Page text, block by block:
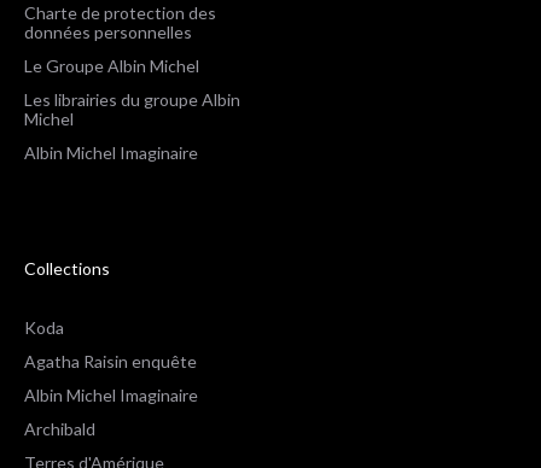
Charte de protection des
données personnelles
Le Groupe Albin Michel
Les librairies du groupe Albin
Michel
Albin Michel Imaginaire
Collections
Koda
Agatha Raisin enquête
Albin Michel Imaginaire
Archibald
Terres d'Amérique